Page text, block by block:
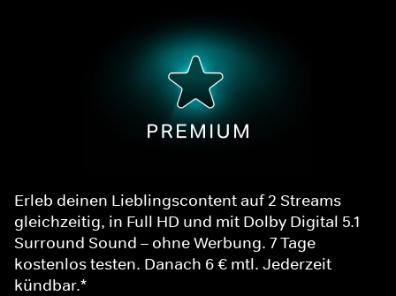
Erleb deinen Lieblingscontent auf 2 Streams
gleichzeitig, in Full HD und mit Dolby Digital 5.1
Surround Sound – ohne Werbung. 7 Tage
kostenlos testen. Danach 6 € mtl. Jederzeit
kündbar.*